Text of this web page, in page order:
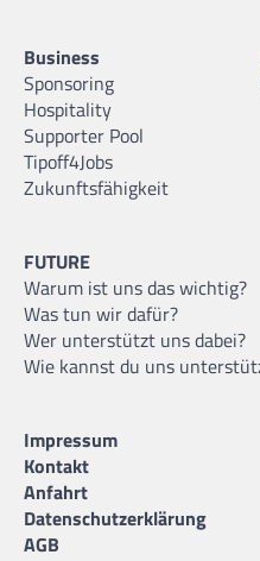
Business
Sponsoring
Hospitality
Supporter Pool
Tipoff4Jobs
Zukunftsfähigkeit
FUTURE
Warum ist uns das wichtig?
Was tun wir dafür?
Wer unterstützt uns dabei?
Wie kannst du uns
Impressum
Kontakt
Anfahrt
Datenschutzerklärung
AGB